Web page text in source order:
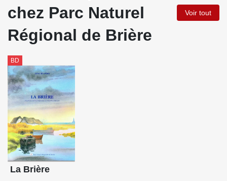
chez Parc Naturel
Régional de Brière
Voir tout
BD
La Brière